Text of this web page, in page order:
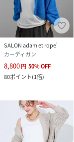
サイズ
クリーニング
SALON adam et rope'
カーディガン
8,800円 50%OFF
80ポイント(1倍)